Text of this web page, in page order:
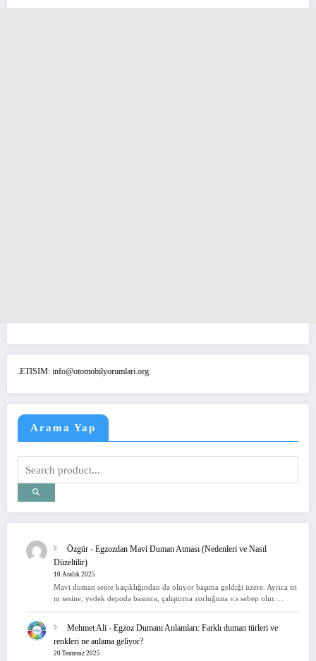
info@otomobilyorumlari.org
Arama Yap
Özgür - Egzozdan Mavi Duman Atması (Nedenleri ve Nasıl
Düzeltilir)
10 Aralık 2025
Mavi duman sente kaçıklığından da oluyor başıma geldiği üzere. Ayrıca tri
m sesine, yedek depoda basınca, çalıştırma zorluğuna v.s sebep olur.…
Mehmet Ali - Egzoz Dumanı Anlamları: Farklı duman türleri ve
renkleri ne anlama geliyor?
20 Temmuz 2025